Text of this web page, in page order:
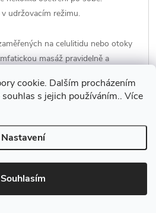
cookie. Dalším procházením
s jejich používáním.. Více
Nastavení
Souhlasím
udržovacím režimu.
na celulitidu nebo otoky
masáž pravidelně a
kurz
masáže?